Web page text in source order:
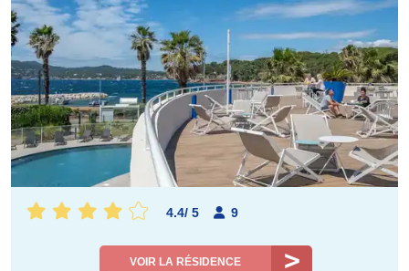
4.4/ 5 9
VOIR LA RÉSIDENCE